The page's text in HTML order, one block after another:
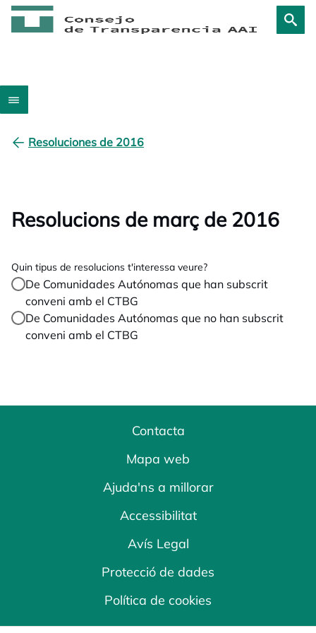
Resoluciones de 2016
Resolucions de març de 2016
Quin tipus de resolucions t'interessa veure?
De Comunidades Autónomas que han subscrit
conveni amb el CTBG
De Comunidades Autónomas que no han subscrit
conveni amb el CTBG
Contacta
Mapa web
Ajuda'ns a millorar
Accessibilitat
Avís Legal
Protecció de dades
Política de cookies